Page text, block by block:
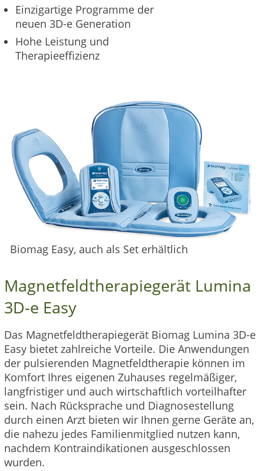
Einzigartige Programme der
neuen 3D-e Generation
Hohe Leistung und
Therapieeffizienz
Biomag Easy, auch als Set erhältlich
Magnetfeldtherapiegerät Lumina
3D-e Easy
Das Magnetfeldtherapiegerät Biomag Lumina 3D-e
Easy bietet zahlreiche Vorteile. Die Anwendungen
der pulsierenden Magnetfeldtherapie können im
Komfort Ihres eigenen Zuhauses regelmäßiger,
langfristiger und auch wirtschaftlich vorteilhafter
sein. Nach Rücksprache und Diagnosestellung
durch einen Arzt bieten wir Ihnen gerne Geräte an,
die nahezu jedes Familienmitglied nutzen kann,
nachdem Kontraindikationen ausgeschlossen
wurden.